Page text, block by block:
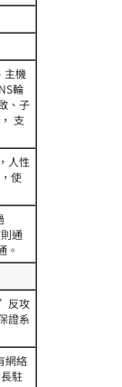
主機
輪
、子
支
人性
使
通
。
反攻
證系
網絡
駐